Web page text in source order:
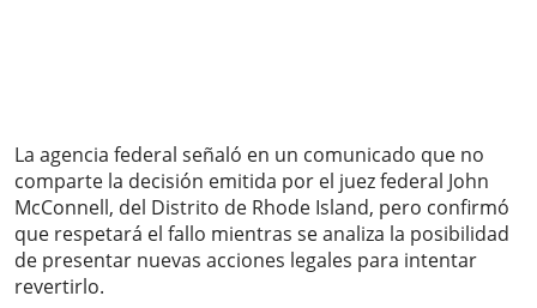
La agencia federal señaló en un comunicado que no
comparte la decisión emitida por el juez federal John
McConnell, del Distrito de Rhode Island, pero confirmó
que respetará el fallo mientras se analiza la posibilidad
de presentar nuevas acciones legales para intentar
revertirlo.